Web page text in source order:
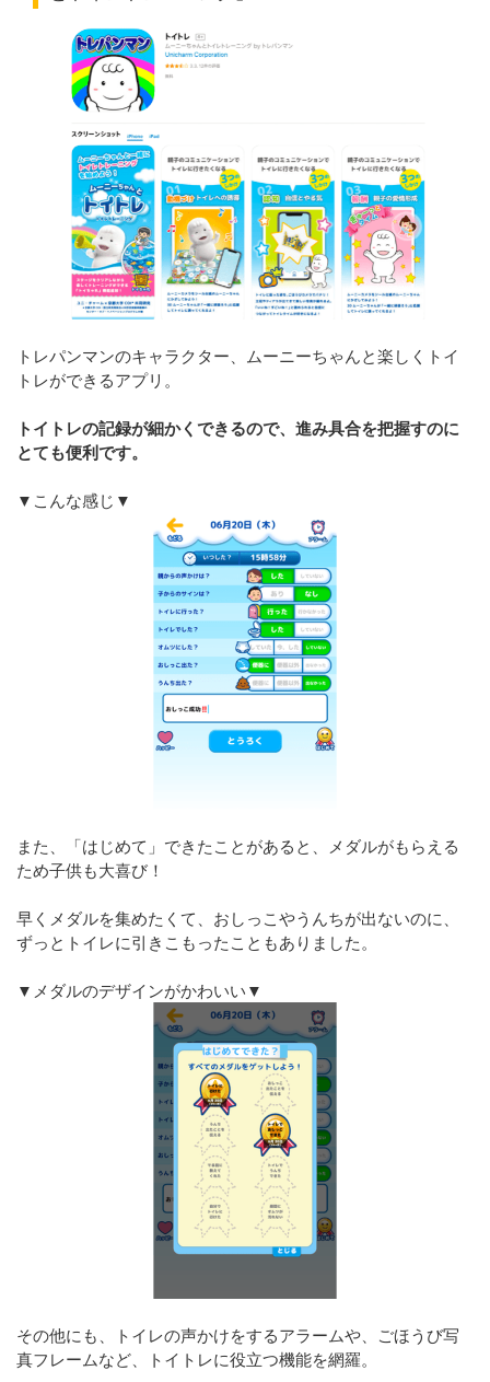
トレパンマンのキャラクター、ムーニーちゃんと楽しくトイ
トレができるアプリ。
トイトレの記録が細かくできるので、進み具合を把握すのに
とても便利です。
▼こんな感じ▼
また、「はじめて」できたことがあると、メダルがもらえる
ため子供も大喜び！
早くメダルを集めたくて、おしっこやうんちが出ないのに、
ずっとトイレに引きこもったこともありました。
▼メダルのデザインがかわいい▼
その他にも、トイレの声かけをするアラームや、ごほうび写
真フレームなど、トイトレに役立つ機能を網羅。